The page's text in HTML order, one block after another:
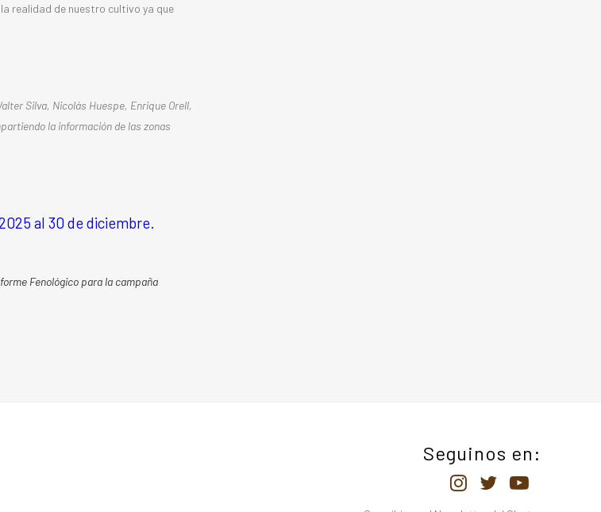
realidad de nuestro cultivo ya que
Silva, Nicolás Huespe, Enrique Orell,
la información de las zonas
al 30 de diciembre.
Fenológico para la campaña
Seguinos en: